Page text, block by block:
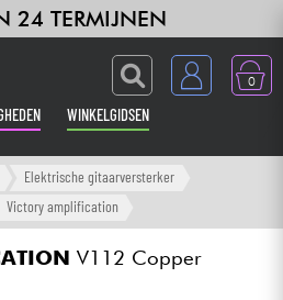
24 TERMIJNEN
0
WINKELGIDSEN
Elektrische gitaarversterker
Victory amplification
V112 Copper